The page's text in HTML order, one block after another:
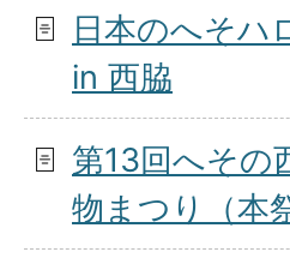
日本のへそハ
in 西脇
第13回へその
物まつり（本